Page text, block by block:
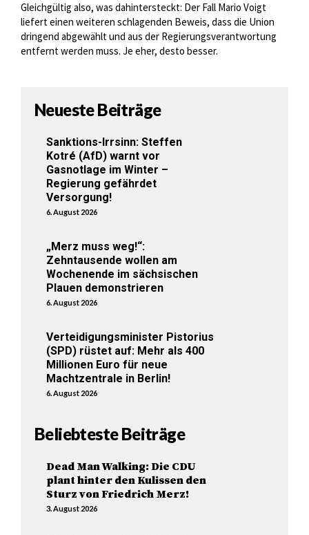
Gleichgültig also, was dahintersteckt: Der Fall Mario Voigt
liefert einen weiteren schlagenden Beweis, dass die Union
dringend abgewählt und aus der Regierungsverantwortung
entfernt werden muss. Je eher, desto besser.
Neueste Beiträge
Sanktions-Irrsinn: Steffen
Kotré (AfD) warnt vor
Gasnotlage im Winter –
Regierung gefährdet
Versorgung!
6. August 2026
„Merz muss weg!“:
Zehntausende wollen am
Wochenende im sächsischen
Plauen demonstrieren
6. August 2026
Verteidigungsminister Pistorius
(SPD) rüstet auf: Mehr als 400
Millionen Euro für neue
Machtzentrale in Berlin!
6. August 2026
Beliebteste Beiträge
Dead Man Walking: Die CDU
plant hinter den Kulissen den
Sturz von Friedrich Merz!
3. August 2026